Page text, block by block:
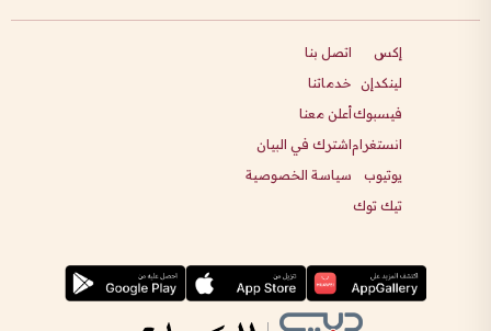
إكس
لينكدإن
فيسبوك
انستغرام
يوتيوب
تيك توك
اتصل بنا
خدماتنا
أعلن معنا
اشترك في البيان
سياسة الخصوصية